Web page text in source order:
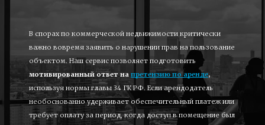
В спорах по коммерческой недвижимости критически
важно вовремя заявить о нарушении прав на пользование
мотивированный ответ на претензию по аренде,
используя нормы главы 34 ГК РФ. Если арендодатель
необоснованно удерживает обеспечительный платеж или
требует оплату за период, когда доступ в помещение был